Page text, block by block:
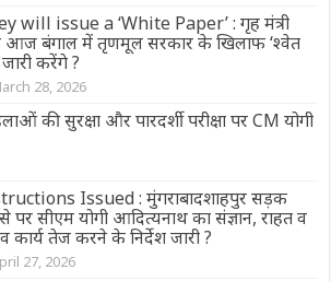
will issue a ‘White Paper’ : गृह मंत्री
आज बंगाल में तृणमूल सरकार के खिलाफ ‘श्वेत
जारी करेंगे ?
28, 2026
की सुरक्षा और पारदर्शी परीक्षा पर CM योगी
Issued : मुंगराबादशाहपुर सड़क
पर सीएम योगी आदित्यनाथ का संज्ञान, राहत व
कार्य तेज करने के निर्देश जारी ?
27, 2026